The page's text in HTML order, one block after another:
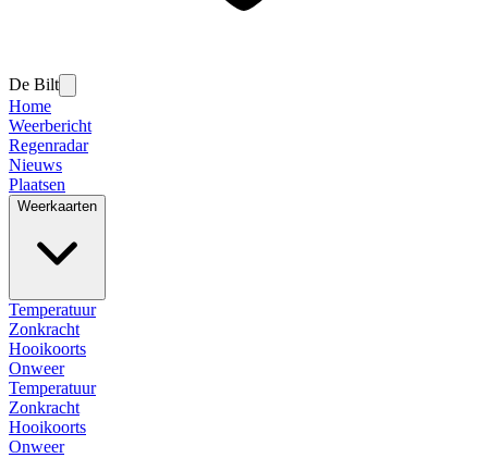
De Bilt
Home
Weerbericht
Regenradar
Nieuws
Plaatsen
Weerkaarten
Temperatuur
Zonkracht
Hooikoorts
Onweer
Temperatuur
Zonkracht
Hooikoorts
Onweer